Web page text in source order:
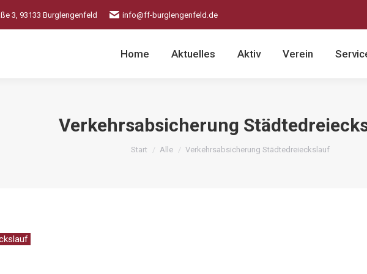
3, 93133 Burglengenfeld info@ff-burglengenfeld.de
Home Aktuelles Aktiv Verein
Verkehrsabsicherung
Sie befinden sich hier:
Start Alle Verkehrsabsicherung Städtedreieckslauf